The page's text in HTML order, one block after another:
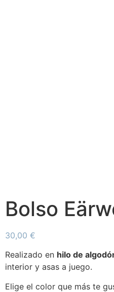
Bolso
30,00 €
Realizado en hilo de
interior y asas a juego.
Elige el color que más te